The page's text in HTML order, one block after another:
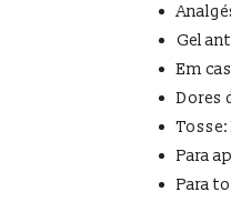
Gel
Em
Dores
Para
Para